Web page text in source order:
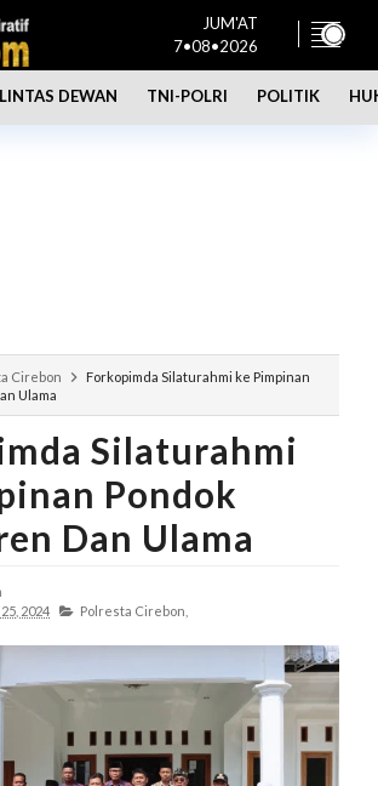
JUM'AT
7•08•2026
LINTAS DEWAN TNI-POLRI POLITIK
Cirebon
Forkopimda Silaturahmi ke Pimpinan
Ulama
Silaturahmi
Pondok
Dan Ulama
2024 Polresta Cirebon,